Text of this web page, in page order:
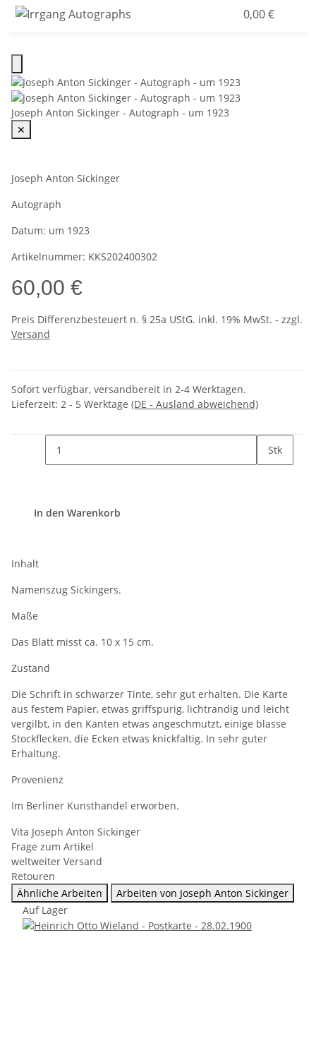
0,00 €
Joseph Anton Sickinger - Autograph - um 1923
✕
Joseph Anton Sickinger
Autograph
Datum: um 1923
Artikelnummer: KKS202400302
60,00 €
Preis Differenzbesteuert n. § 25a UStG. inkl. 19% MwSt. - zzgl.
Versand
Sofort verfügbar, versandbereit in 2-4 Werktagen.
Lieferzeit: 2 - 5 Werktage (DE - Ausland abweichend)
Stk
In den Warenkorb
Inhalt
Namenszug Sickingers.
Maße
Das Blatt misst ca. 10 x 15 cm.
Zustand
Die Schrift in schwarzer Tinte, sehr gut erhalten. Die Karte
aus festem Papier, etwas griffspurig, lichtrandig und leicht
vergilbt, in den Kanten etwas angeschmutzt, einige blasse
Stockflecken, die Ecken etwas knickfaltig. In sehr guter
Erhaltung.
Provenienz
Im Berliner Kunsthandel erworben.
Vita Joseph Anton Sickinger
Frage zum Artikel
weltweiter Versand
Retouren
Ähnliche Arbeiten
Arbeiten von Joseph Anton Sickinger
Auf Lager